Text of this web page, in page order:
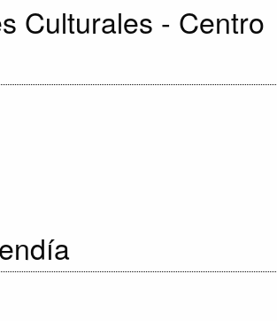
Culturales - Centro